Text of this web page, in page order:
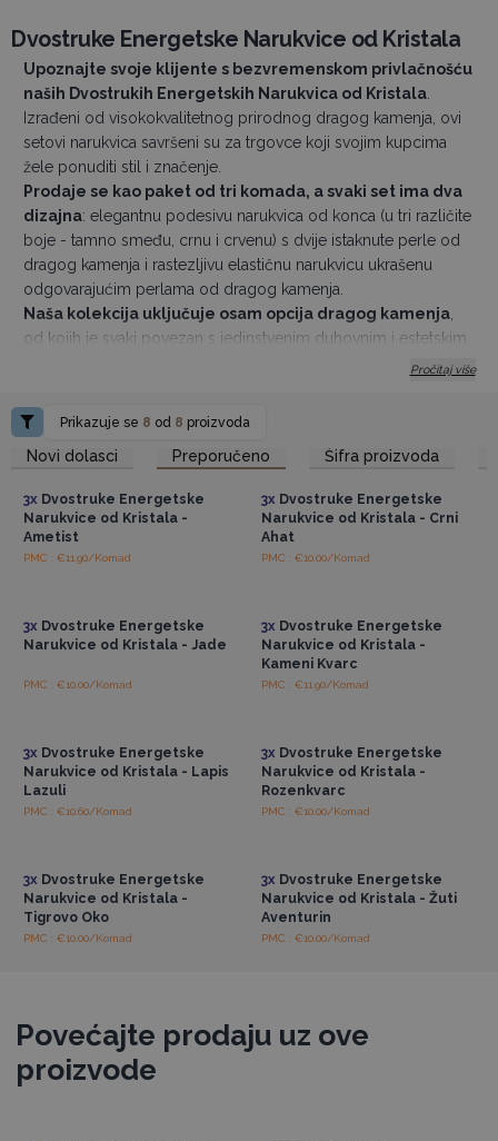
Dvostruke Energetske Narukvice od Kristala
Upoznajte svoje klijente s bezvremenskom privlačnošću
naših Dvostrukih Energetskih Narukvica od Kristala.
Izrađeni od visokokvalitetnog prirodnog dragog kamenja, ovi
setovi narukvica savršeni su za trgovce koji svojim kupcima
žele ponuditi stil i značenje.
Prodaje se kao paket od tri komada, a svaki set ima dva
dizajna: elegantnu podesivu narukvica od konca (u tri različite
boje - tamno smeđu, crnu i crvenu) s dvije istaknute perle od
dragog kamenja i rastezljivu elastičnu narukvicu ukrašenu
odgovarajućim perlama od dragog kamenja.
Naša kolekcija uključuje osam opcija dragog kamenja,
od kojih je svaki povezan s jedinstvenim duhovnim i estetskim
prednostima: Rozenkvarc, Crni Ahat, Kameni Kvarc, Tigrovo
Svaki set dolazi zapakiran s naslovnom karticom koja
ističe posebne prednosti dragog kamenja
olakšava odabir savršene narukvice za njihove potrebe ili kao
Ove su narukvice dovoljno svestrane da se mogu nositi
zasebno za suptilan dodir ili zajedno za odvažniji dojam.
Također su dizajnirane da se lako izlože i brzo prodaju, što ih
narukvicama i gledajte kako postaju omiljene među
Pročitaj više
Prikazuje se 8 od 8 proizvoda
Novi dolasci Preporučeno Šifra proizvoda
Pristup veleprodajnim
cijenama
3x Dvostruke Energetske
Narukvice od Kristala -
Ametist
PMC : €11.90/Komad
Pristup veleprodajnim
cijenama
3x Dvostruke Energetske
Narukvice od Kristala - Crni
Ahat
PMC : €10.00/Komad
3x Dvostruke Energetske
Narukvice od Kristala - Jade
PMC : €10.00/Komad
3x Dvostruke Energetske
Narukvice od Kristala -
Kameni Kvarc
PMC : €11.90/Komad
3x Dvostruke Energetske
Narukvice od Kristala - Lapis
Lazuli
PMC : €10.60/Komad
3x Dvostruke Energetske
Narukvice od Kristala -
Rozenkvarc
PMC : €10.00/Komad
3x Dvostruke Energetske
Narukvice od Kristala -
Tigrovo Oko
PMC : €10.00/Komad
3x Dvostruke Energetske
Narukvice od Kristala - Žuti
Aventurin
PMC : €10.00/Komad
Povećajte prodaju uz ove
proizvode